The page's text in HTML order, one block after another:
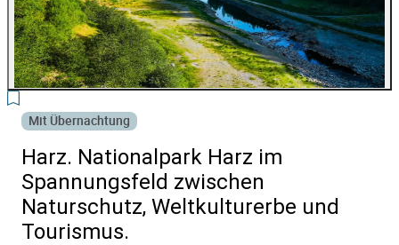
Mit Übernachtung
Harz. Nationalpark Harz im
Spannungsfeld zwischen
Naturschutz, Weltkulturerbe und
Tourismus.